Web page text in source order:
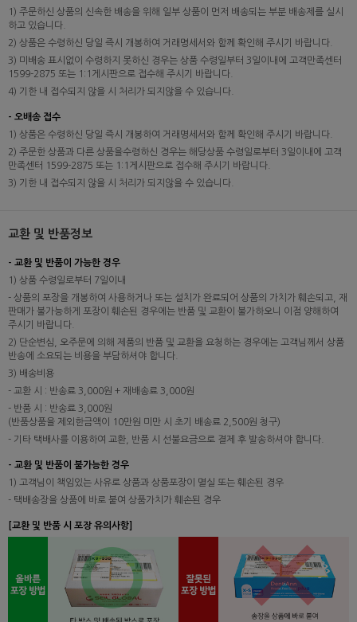
1) 주문하신 상품의 신속한 배송을 위해 일부 상품이 먼저 배송되는 부분 배송제를 실시
하고 있습니다.
2) 상품은 수령하신 당일 즉시 개봉하여 거래명세서와 함께 확인해 주시기 바랍니다.
3) 미배송 표시없이 수령하지 못하신 경우는 상품 수령일부터 3일이내에 고객만족센터
1599-2875 또는 1:1게시판으로 접수해 주시기 바랍니다.
4) 기한 내 접수되지 않을 시 처리가 되지않을 수 있습니다.
- 오배송 접수
1) 상품은 수령하신 당일 즉시 개봉하여 거래명세서와 함께 확인해 주시기 바랍니다.
2) 주문한 상품과 다른 상품을수령하신 경우는 해당상품 수령일로부터 3일이내에 고객
만족센터 1599-2875 또는 1:1게시판으로 접수해 주시기 바랍니다.
3) 기한 내 접수되지 않을 시 처리가 되지않을 수 있습니다.
교환 및 반품정보
- 교환 및 반품이 가능한 경우
1) 상품 수령일로부터 7일이내
- 상품의 포장을 개봉하여 사용하거나 또는 설치가 완료되어 상품의 가치가 훼손되고, 재
판매가 불가능하게 포장이 훼손된 경우에는 반품 및 교환이 불가하오니 이점 양해하여
주시기 바랍니다.
2) 단순변심, 오주문에 의해 제품의 반품 및 교환을 요청하는 경우에는 고객님께서 상품
반송에 소요되는 비용을 부담하셔야 합니다.
3) 배송비용
- 교환 시 : 반송료 3,000원 + 재배송료 3,000원
- 반품 시 : 반송료 3,000원
(반품상품을 제외한금액이 10만원 미만 시 초기 배송료 2,500원 청구)
- 기타 택배사를 이용하여 교환, 반품 시 선불요금으로 결제 후 발송하셔야 합니다.
- 교환 및 반품이 불가능한 경우
1) 고객님이 책임있는 사유로 상품과 상품포장이 멸실 또는 훼손된 경우
- 택배송장을 상품에 바로 붙여 상품가치가 훼손된 경우
[교환 및 반품 시 포장 유의사항]